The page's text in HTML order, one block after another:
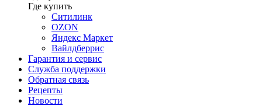
Где купить
Ситилинк
OZON
Яндекс Маркет
Вайлдберрис
Гарантия и сервис
Служба поддержки
Обратная связь
Рецепты
Новости